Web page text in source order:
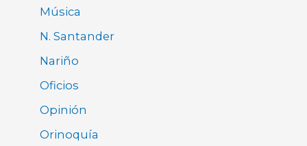
Música
N. Santander
Nariño
Oficios
Opinión
Orinoquía